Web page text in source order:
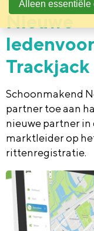
Nieuwe
Trackjack
Schoonmakend
partner toe aan
nieuwe partner in
marktleider op
rittenregistratie.
Alleen essentiële